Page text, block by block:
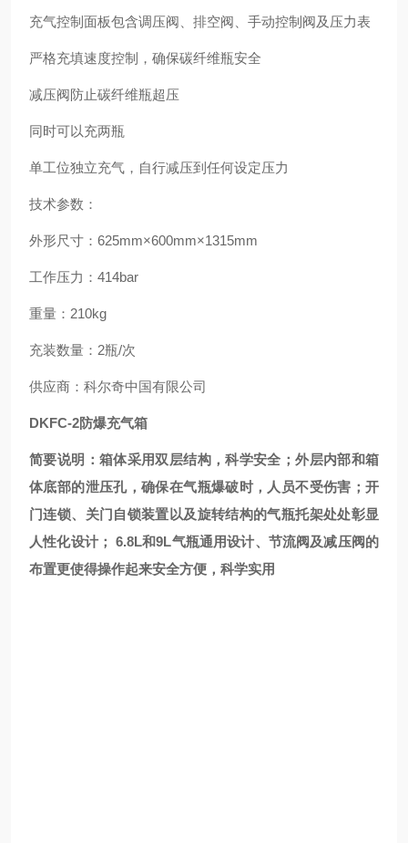
充气控制面板包含调压阀、排空阀、手动控制阀及压力表
严格充填速度控制，确保碳纤维瓶安全
减压阀防止碳纤维瓶超压
同时可以充两瓶
单工位独立充气，自行减压到任何设定压力
技术参数：
外形尺寸：625mm×600mm×1315mm
工作压力：414bar
重量：210kg
充装数量：2瓶/次
供应商：科尔奇中国有限公司
DKFC-2防爆充气箱
简要说明：箱体采用双层结构，科学安全；外层内部和箱
体底部的泄压孔，确保在气瓶爆破时，人员不受伤害；开
门连锁、关门自锁装置以及旋转结构的气瓶托架处处彰显
人性化设计； 6.8L和9L气瓶通用设计、节流阀及减压阀的
布置更使得操作起来安全方便，科学实用